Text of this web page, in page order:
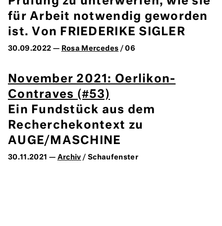
für Arbeit notwendig geworden
ist. Von FRIEDERIKE SIGLER
30.09.2022 — Rosa Mercedes / 06
November 2021: Oerlikon-
Contraves (#53)
Ein Fundstück aus dem
Recherchekontext zu
AUGE/MASCHINE
30.11.2021 — Archiv / Schaufenster